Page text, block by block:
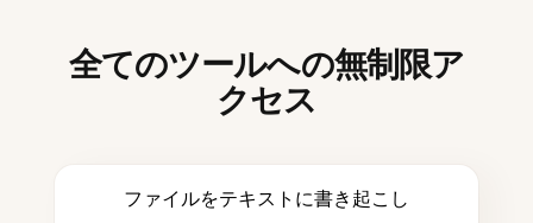
全てのツールへの無制限ア
クセス
ファイルをテキストに書き起こし